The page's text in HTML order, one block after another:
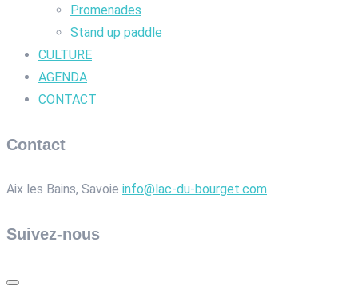
Promenades
Stand up paddle
CULTURE
AGENDA
CONTACT
Contact
Aix les Bains, Savoie info@lac-du-bourget.com
Suivez-nous